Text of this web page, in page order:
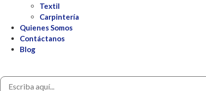
Textil
Carpintería
Quienes Somos
Contáctanos
Blog